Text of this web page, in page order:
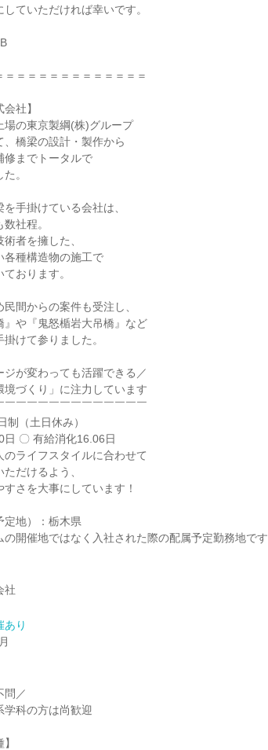
ていただければ幸いです。
＝＝＝＝＝＝＝＝＝＝＝＝＝
社】
場の東京製綱(株)グループ
、橋梁の設計・製作から
修までトータルで
。
手掛けている会社は、
社程。
者を擁した、
各種構造物の施工で
おります。
間からの案件も受注し、
』や『鬼怒楯岩大吊橋』など
けて参りました。
ジが変わっても活躍できる／
境づくり」に注力しています
￣￣￣￣￣￣￣￣￣￣￣￣￣
制（土日休み）
日 〇 有給消化16.06日
のライフスタイルに合わせて
だけるよう、
さを大事にしています！
定地）：栃木県
開催地ではなく入社された際の配属予定勤務地です
社
あり
問／
学科の方は尚歓迎